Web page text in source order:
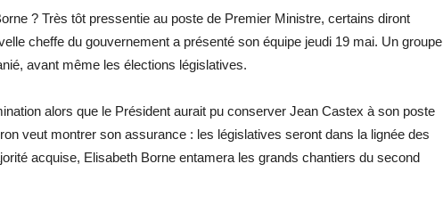
? Très tôt pressentie au poste de Premier Ministre, certains diront
cheffe du gouvernement a présenté son équipe jeudi 19 mai. Un groupe
avant même les élections législatives.
alors que le Président aurait pu conserver Jean Castex à son poste
veut montrer son assurance : les législatives seront dans la lignée des
acquise, Elisabeth Borne entamera les grands chantiers du second